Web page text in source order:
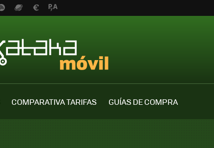
COMPARATIVA TARIFAS
GUÍAS DE COMPRA